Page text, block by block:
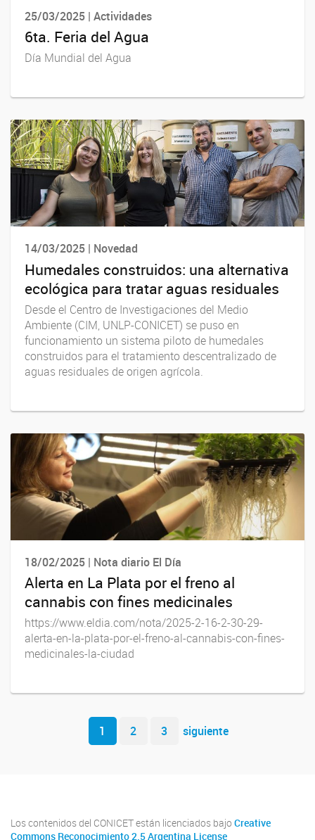
25/03/2025 | Actividades
6ta. Feria del Agua
Día Mundial del Agua
14/03/2025 | Novedad
Humedales construidos: una alternativa
ecológica para tratar aguas residuales
Desde el Centro de Investigaciones del Medio
Ambiente (CIM, UNLP-CONICET) se puso en
funcionamiento un sistema piloto de humedales
construidos para el tratamiento descentralizado de
aguas residuales de origen agrícola.
18/02/2025 | Nota diario El Día
Alerta en La Plata por el freno al
cannabis con fines medicinales
https://www.eldia.com/nota/2025-2-16-2-30-29-
alerta-en-la-plata-por-el-freno-al-cannabis-con-fines-
medicinales-la-ciudad
Navegador de artículos
1 2 3 siguiente
Los contenidos del CONICET están licenciados bajo Creative
Commons Reconocimiento 2.5 Argentina License